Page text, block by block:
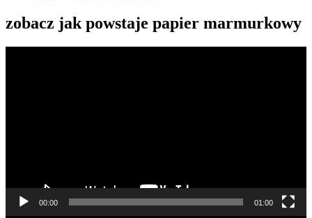
zobacz jak powstaje papier marmurkowy
00:00 01:00